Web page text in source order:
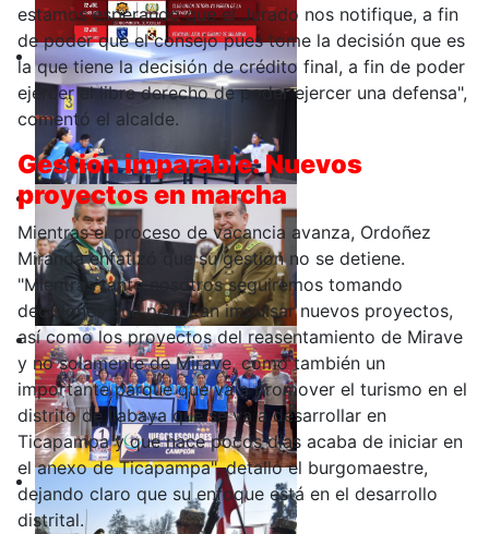
estamos esperando que el Jurado nos notifique, a fin
de poder que el consejo pues tome la decisión que es
la que tiene la decisión de crédito final, a fin de poder
ejercer el libre derecho de poder ejercer una defensa",
comentó el alcalde.
Gestión imparable: Nuevos
proyectos en marcha
Mientras el proceso de vacancia avanza, Ordoñez
Miranda enfatizó que su gestión no se detiene.
"Mientras tanto nosotros seguiremos tomando
decisiones que permitan impulsar nuevos proyectos,
así como los proyectos del reasentamiento de Mirave
y no solamente de Mirave, como también un
importante parque que va a promover el turismo en el
distrito de Ilabaya que se va a desarrollar en
Ticapampa y que hace pocos días acaba de iniciar en
el anexo de Ticapampa", detalló el burgomaestre,
dejando claro que su enfoque está en el desarrollo
distrital.